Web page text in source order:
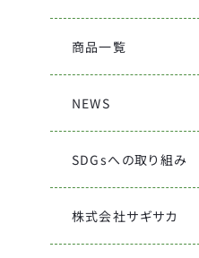
商品一覧
NEWS
SDGsへの取り組み
株式会社サギサカ